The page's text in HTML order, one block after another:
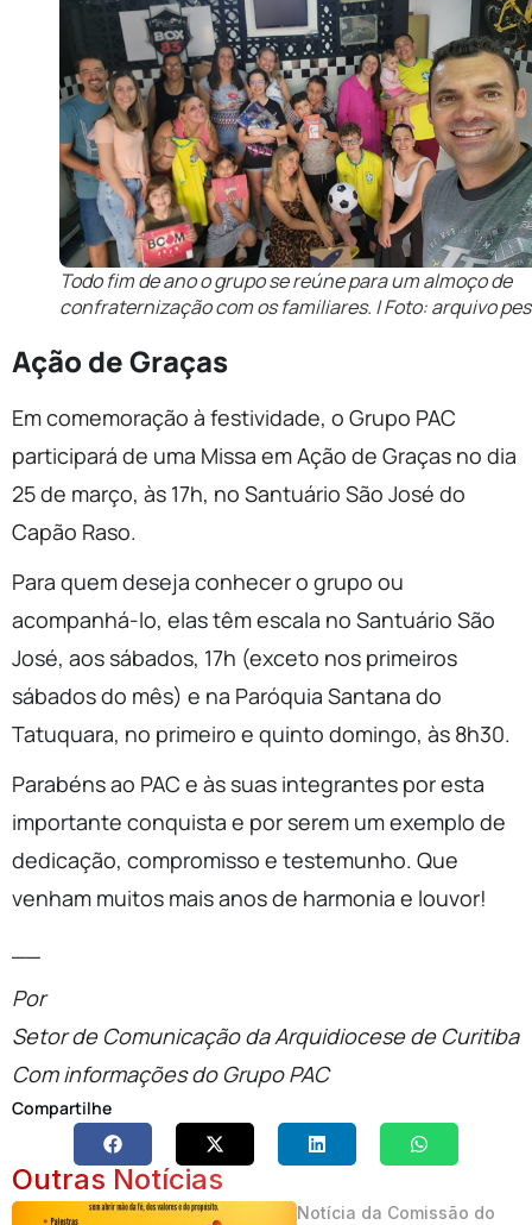
Todo fim de ano o grupo se reúne para um almoço de
confraternização com os familiares. | Foto: arquivo
Ação de Graças
Em comemoração à festividade, o Grupo PAC
participará de uma Missa em Ação de Graças no dia
25 de março, às 17h, no Santuário São José do
Capão Raso.
Para quem deseja conhecer o grupo ou
acompanhá-lo, elas têm escala no Santuário São
José, aos sábados, 17h (exceto nos primeiros
sábados do mês) e na Paróquia Santana do
Tatuquara, no primeiro e quinto domingo, às 8h30.
Parabéns ao PAC e às suas integrantes por esta
importante conquista e por serem um exemplo de
dedicação, compromisso e testemunho. Que
venham muitos mais anos de harmonia e louvor!
Por
Setor de Comunicação da Arquidiocese de Curitiba
Com informações do Grupo PAC
Compartilhe
Outras Notícias
Notícia da Comissão do